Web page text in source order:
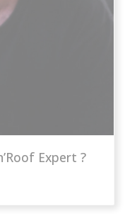
Expert ?